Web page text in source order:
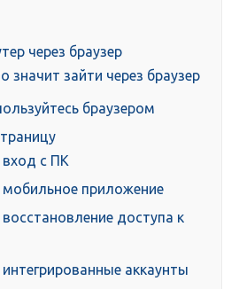
через браузер
значит зайти через браузер
браузером
вход с ПК
мобильное приложение
доступа к
аккаунты